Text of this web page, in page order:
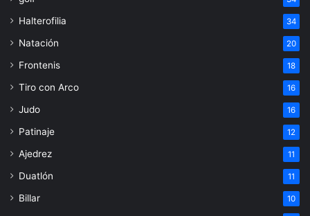
Halterofilia 34
Natación 20
Frontenis 18
Tiro con Arco 16
Judo 16
Patinaje 12
Ajedrez 11
Duatlón 11
Billar 10